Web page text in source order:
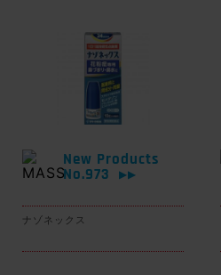
New Products
No.973
▶▶
ナゾネックス